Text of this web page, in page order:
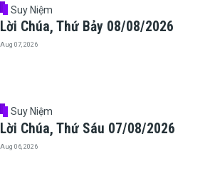
Suy Niệm
Lời Chúa, Thứ Bảy 08/08/2026
Aug 07, 2026
Suy Niệm
Lời Chúa, Thứ Sáu 07/08/2026
Aug 06, 2026